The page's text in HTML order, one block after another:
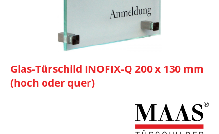
Glas-Türschild INOFIX-Q 200 x 130 mm
(hoch oder quer)